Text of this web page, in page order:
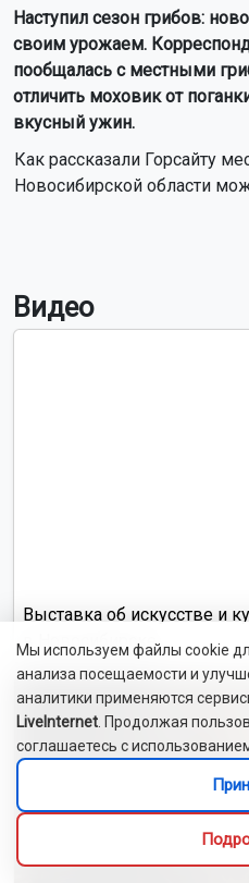
Наступил сезон грибов:
своим урожаем.
пообщалась с местными
отличить моховик от
вкусный ужин.
Как рассказали Горсайту
Новосибирской области
Видео
Выставка об искусстве и
в Новосибирске
Мы используем файлы cookie
анализа посещаемости и
аналитики применяются
LiveInternet . Продолжая
соглашаетесь с